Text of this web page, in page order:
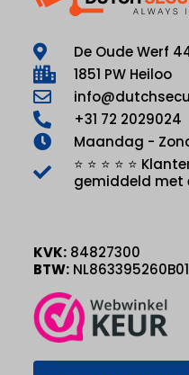
De Oude Werf
1851 PW Heiloo
+31 72 2029024
Maandag -
⭐ ⭐ ⭐ ⭐ ⭐
gemiddeld met
KVK: 84827300
BTW: NL863395260B01